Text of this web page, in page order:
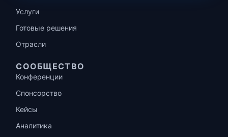
Услуги
Готовые решения
Отрасли
СООБЩЕСТВО
Конференции
Спонсорство
Кейсы
Аналитика